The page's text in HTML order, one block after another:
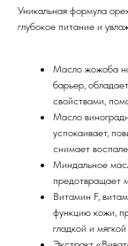
Уникальная формула
глубокое питание и
Масло жожоба
барьер,
свойствами,
Масло
успокаивает,
снимает
Миндальное
предотвращает
Витамин F,
функцию кожи,
гладкой и мягкой